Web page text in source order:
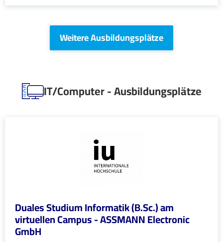
Weitere Ausbildungsplätze
IT/Computer - Ausbildungsplätze
Duales Studium Informatik (B.Sc.) am
virtuellen Campus - ASSMANN Electronic
GmbH